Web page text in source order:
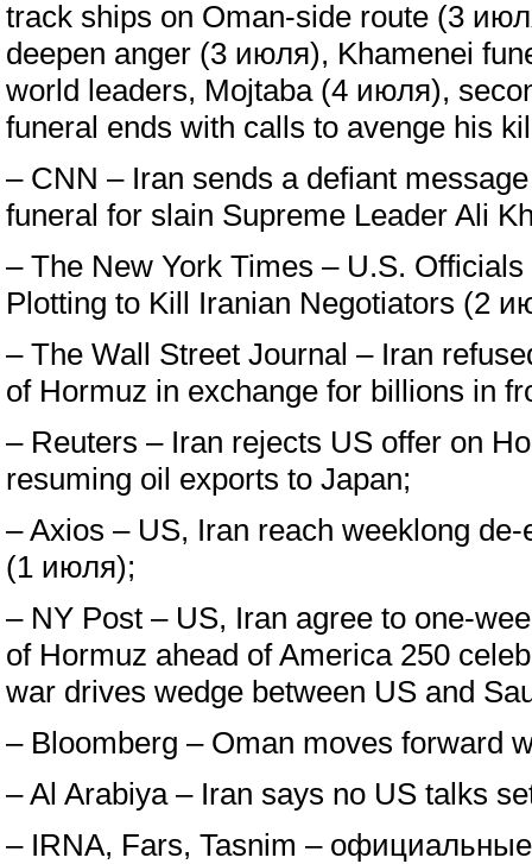
track ships on Oman-side route (3
deepen anger (3 июля), Khamenei
world leaders, Mojtaba (4 июля),
funeral ends with calls to avenge his
– CNN – Iran sends a defiant
funeral for slain Supreme Leader Ali
– The New York Times – U.S.
Plotting to Kill Iranian Negotiators (2
– The Wall Street Journal – Iran
of Hormuz in exchange for billions in
– Reuters – Iran rejects US offer on
resuming oil exports to Japan;
– Axios – US, Iran reach weeklong
(1 июля);
– NY Post – US, Iran agree to one-
of Hormuz ahead of America 250
war drives wedge between US and
– Bloomberg – Oman moves forward
– Al Arabiya – Iran says no US talks
– IRNA, Fars, Tasnim –